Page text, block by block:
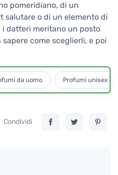
pomeridiano, di un
salutare o di un elemento di
datteri meritano un posto
come sceglierli, e poi
da uomo Profumi unisex
Condividi